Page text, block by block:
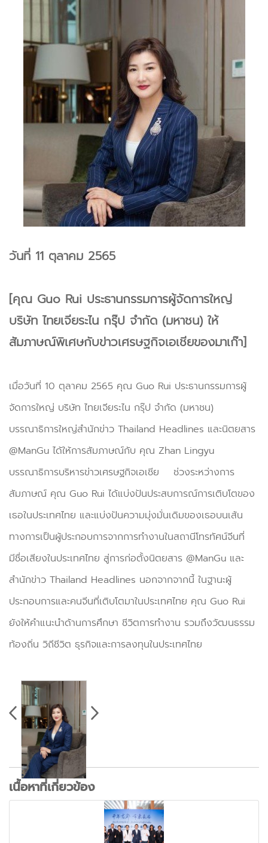
วันที่ 11 ตุลาคม 2565
[คุณ Guo Rui ประธานกรรมการผู้จัดการใหญ่
บริษัท ไทยเจียระไน กรุ๊ป จำกัด (มหาชน) ให้
สัมภาษณ์พิเศษกับข่าวเศรษฐกิจเอเชียของมาเก๊า]
เมื่อวันที่ 10 ตุลาคม 2565 คุณ Guo Rui ประธานกรรมการผู้
จัดการใหญ่ บริษัท ไทยเจียระไน กรุ๊ป จำกัด (มหาชน)
บรรณาธิการใหญ่สำนักข่าว Thailand Headlines และนิตยสาร
@ManGu ได้ให้การสัมภาษณ์กับ คุณ Zhan Lingyu
บรรณาธิการบริหารข่าวเศรษฐกิจเอเชีย ช่วงระหว่างการ
สัมภาษณ์ คุณ Guo Rui ได้แบ่งปันประสบการณ์การเติบโตของ
เธอในประเทศไทย และแบ่งปันความมุ่งมั่นเดิมของเธอบนเส้น
ทางการเป็นผู้ประกอบการจากการทำงานในสถานีโทรทัศน์จีนที่
มีชื่อเสียงในประเทศไทย สู่การก่อตั้งนิตยสาร @ManGu และ
สำนักข่าว Thailand Headlines นอกจากจากนี้ ในฐานะผู้
ประกอบการและคนจีนที่เติบโตมาในประเทศไทย คุณ Guo Rui
ยังให้คำแนะนำด้านการศึกษา ชีวิตการทำงาน รวมถึงวัฒนธรรม
ท้องถิ่น วิถีชีวิต ธุรกิจและการลงทุนในประเทศไทย
เนื้อหาที่เกี่ยวข้อง